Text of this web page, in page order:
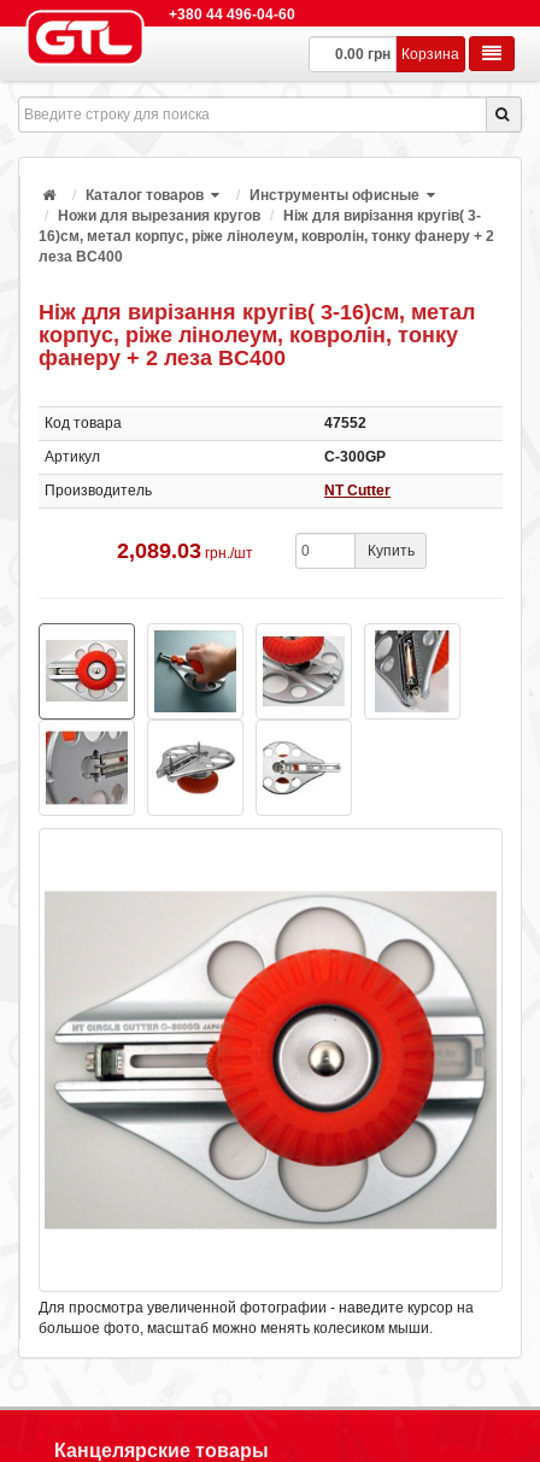
+380 44 496-04-60
0.00 грн Корзина
Каталог товаров
Инструменты офисные
Ножи для вырезания кругов
Ніж для вирізання кругів( 3-
16)см, метал корпус, ріже лінолеум, ковролін, тонку фанеру + 2
леза BC400
Ніж для вирізання кругів( 3-16)см, метал
корпус, ріже лінолеум, ковролін, тонку
фанеру + 2 леза BC400
Код товара
47552
Артикул
C-300GP
Производитель
NT Cutter
2,089.03 грн./шт Купить
Для просмотра увеличенной фотографии - наведите курсор на
большое фото, масштаб можно менять колесиком мыши.
Канцелярские товары